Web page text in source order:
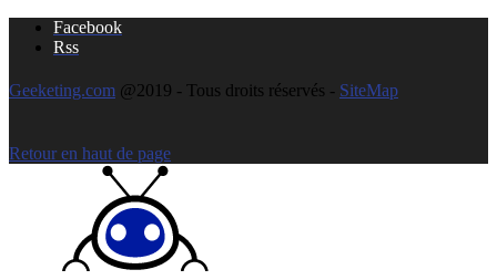
Facebook
Rss
Geeketing.com @2019 - Tous droits réservés - SiteMap
Retour en haut de page